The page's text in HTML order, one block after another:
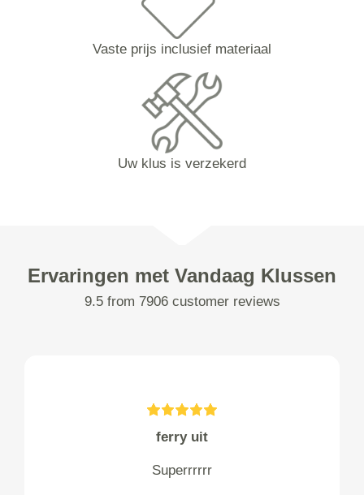
Vaste prijs inclusief materiaal
Uw klus is verzekerd
Ervaringen met Vandaag Klussen
9.5 from 7906 customer reviews
ferry uit
Superrrrrr